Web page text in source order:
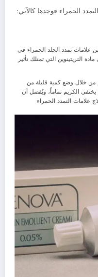
الحمراء فوجدها كالآتي:
علامات تمدد الجلد الحمراء في
التريتينوين التي تمتلك تأثير
من خلال وضع كمية قليلة من
الكريم تماماً، ويُفضل أن
علامات التمدد الحمراء